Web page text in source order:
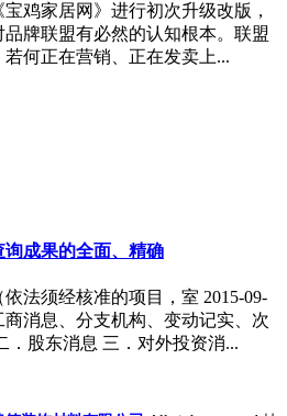
鸡家居网》进行初次升级改版，
牌联盟有必然的认知根本。联盟
何正在营销、正在发卖上...
成果的全面、精确
法须经核准的项目，室 2015-09-
商消息、分支机构、变动记实、次
．股东消息 三．对外投资消...